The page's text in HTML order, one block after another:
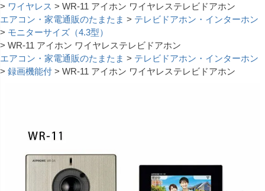
ワイヤレス
WR-11 アイホン ワイヤレステレビドアホン
エアコン・家電通販のたまたま
テレビドアホン・インターホン
モニターサイズ（4.3型）
WR-11 アイホン ワイヤレステレビドアホン
エアコン・家電通販のたまたま
テレビドアホン・インターホン
録画機能付
WR-11 アイホン ワイヤレステレビドアホン